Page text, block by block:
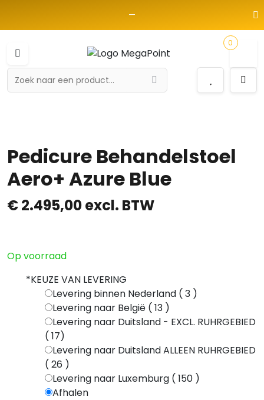
—
0
Pedicure Behandelstoel
Aero+ Azure Blue
€2.495,00excl. BTW
Op voorraad
*KEUZE VAN LEVERING
Levering binnen Nederland ( 3 )
Levering naar België ( 13 )
Levering naar Duitsland - EXCL. RUHRGEBIED
( 17)
Levering naar Duitsland ALLEEN RUHRGEBIED
( 26 )
Levering naar Luxemburg ( 150 )
Afhalen